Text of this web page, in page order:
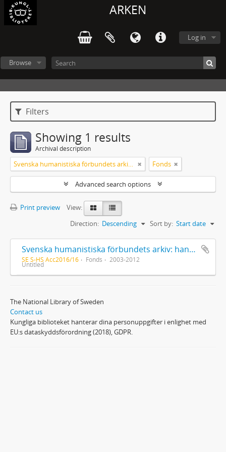
ARKEN
Log in
Browse
Filters
Showing 1 results
Archival description
Svenska humanistiska förbundets arkiv: handlingar 2003-2012 Fonds
Advanced search options
Print preview
View:
Sort by: Start date
Direction: Descending
Svenska humanistiska förbundets arkiv: handlingar 2003-2012
SE S-HS Acc2016/16 Fonds 2003-2012
Untitled
The National Library of Sweden
Contact us
Kungliga biblioteket hanterar dina personuppgifter i enlighet med
EU:s dataskyddsförordning (2018), GDPR.